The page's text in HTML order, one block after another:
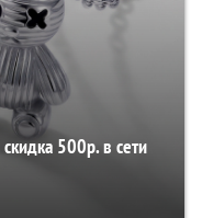
500р. в сети